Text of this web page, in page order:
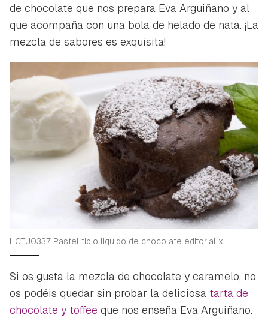
de chocolate que nos prepara Eva Arguiñano y al
que acompaña con una bola de helado de nata. ¡La
mezcla de sabores es exquisita!
HCTU0337 Pastel tibio liquido de chocolate editorial xl
Si os gusta la mezcla de chocolate y caramelo, no
os podéis quedar sin probar la deliciosa tarta de
chocolate y toffee que nos enseña Eva Arguiñano.